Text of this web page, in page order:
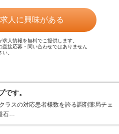
人に興味がある
求人情報を無料でご提供します。
直接応募・問い合わせではありません
。
す。
ラスの対応患者様数を誇る調剤薬局チェ
石…